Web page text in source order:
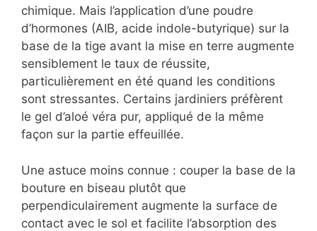
chimique. Mais l’application d’une poudre
d’hormones (AIB, acide indole-butyrique) sur la
base de la tige avant la mise en terre augmente
sensiblement le taux de réussite,
particulièrement en été quand les conditions
sont stressantes. Certains jardiniers préfèrent
le gel d’aloé véra pur, appliqué de la même
façon sur la partie effeuillée.
Une astuce moins connue : couper la base de la
bouture en biseau plutôt que
perpendiculairement augmente la surface de
contact avec le sol et facilite l’absorption des